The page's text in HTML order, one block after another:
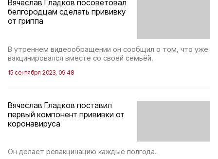
Вячеслав Гладков посоветовал
белгородцам сделать прививку
от гриппа
В утреннем видеообращении он сообщил о том, что уже
вакцинировался вместе со своей семьёй.
15 сентября 2023, 09:48
Вячеслав Гладков поставил
первый компонент прививки от
коронавируса
Он делает ревакцинацию каждые полгода.